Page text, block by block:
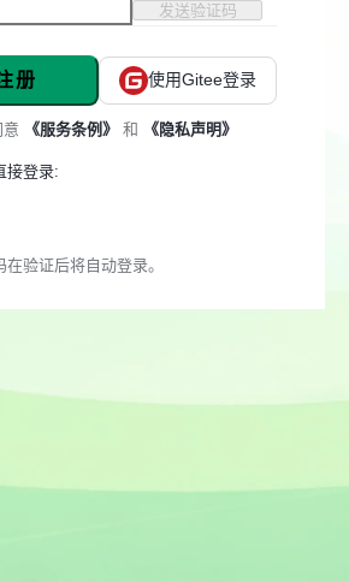
发送验证码
册 使用Gitee登录
《服务条例》 和 《隐私声明》
接登录:
验证后将自动登录。